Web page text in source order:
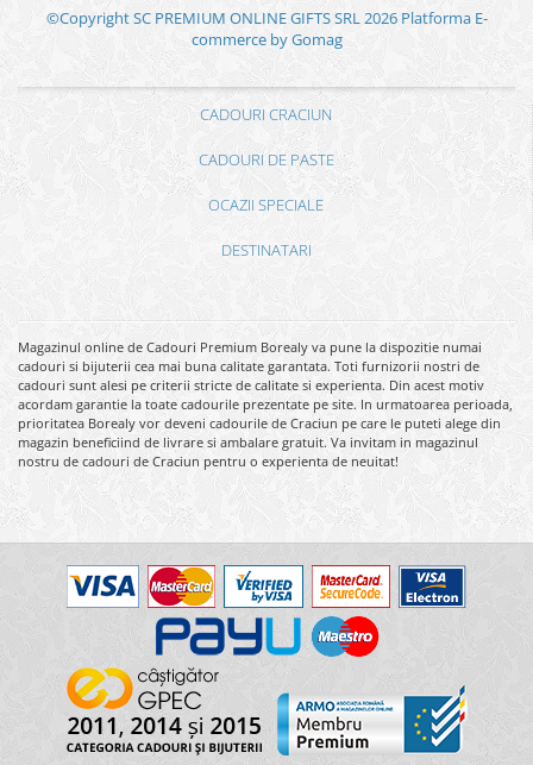
©Copyright SC PREMIUM ONLINE GIFTS SRL 2026 Platforma E-
commerce by Gomag
CADOURI CRACIUN
CADOURI DE PASTE
OCAZII SPECIALE
DESTINATARI
Magazinul online de Cadouri Premium Borealy va pune la dispozitie numai
cadouri si bijuterii cea mai buna calitate garantata. Toti furnizorii nostri de
cadouri sunt alesi pe criterii stricte de calitate si experienta. Din acest motiv
acordam garantie la toate cadourile prezentate pe site. In urmatoarea perioada,
prioritatea Borealy vor deveni cadourile de Craciun pe care le puteti alege din
magazin beneficiind de livrare si ambalare gratuit. Va invitam in magazinul
nostru de cadouri de Craciun pentru o experienta de neuitat!